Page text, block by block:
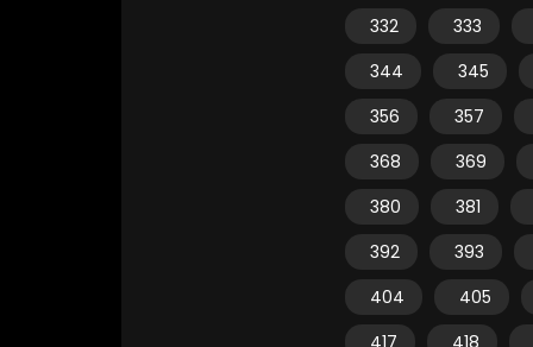
332
333
344
345
356
357
368
369
380
381
392
393
404
405